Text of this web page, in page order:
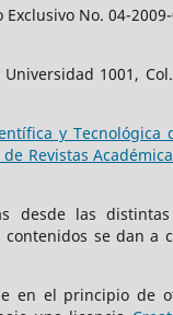
No. 04-
1001,
y Tecnológica
Revistas
desde las
se dan
en el principio de